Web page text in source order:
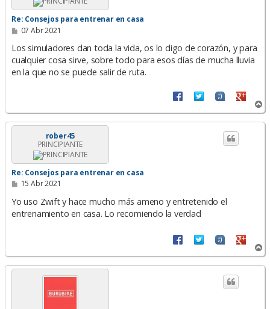
Re: Consejos para entrenar en casa
M
n
a
j
07 Abr 2021
Los simuladores dan toda la vida, os lo digo de corazón, y para
cualquier cosa sirve, sobre todo para esos días de mucha lluvia
en la que no se puede salir de ruta.
r
r
rober45
PRINCIPIANTE
Re: Consejos para entrenar en casa
M
n
s
a
15 Abr 2021
Yo uso Zwift y hace mucho más ameno y entretenido el
entrenamiento en casa. Lo recomiendo la verdad
r
r